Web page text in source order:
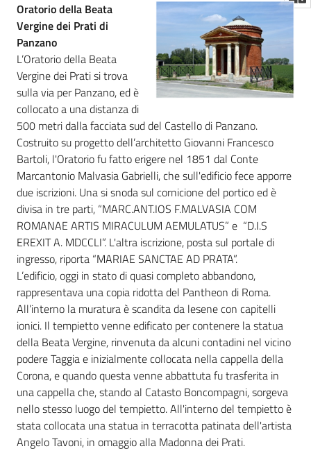
Oratorio della Beata
Vergine dei Prati di
Panzano
L’Oratorio della Beata
Vergine dei Prati si trova
sulla via per Panzano, ed è
collocato a una distanza di
500 metri dalla facciata sud del Castello di Panzano.
Costruito su progetto dell’architetto Giovanni Francesco
Bartoli, l'Oratorio fu fatto erigere nel 1851 dal Conte
Marcantonio Malvasia Gabrielli, che sull'edificio fece apporre
due iscrizioni. Una si snoda sul cornicione del portico ed è
divisa in tre parti, “MARC.ANT.IOS F.MALVASIA COM
ROMANAE ARTIS MIRACULUM AEMULATUS” e “D.I.S
EREXIT A. MDCCLI”. L'altra iscrizione, posta sul portale di
ingresso, riporta “MARIAE SANCTAE AD PRATA”.
L’edificio, oggi in stato di quasi completo abbandono,
rappresentava una copia ridotta del Pantheon di Roma.
All’interno la muratura è scandita da lesene con capitelli
ionici. Il tempietto venne edificato per contenere la statua
della Beata Vergine, rinvenuta da alcuni contadini nel vicino
podere Taggia e inizialmente collocata nella cappella della
Corona, e quando questa venne abbattuta fu trasferita in
una cappella che, stando al Catasto Boncompagni, sorgeva
nello stesso luogo del tempietto. All'interno del tempietto è
stata collocata una statua in terracotta patinata dell'artista
Angelo Tavoni, in omaggio alla Madonna dei Prati.